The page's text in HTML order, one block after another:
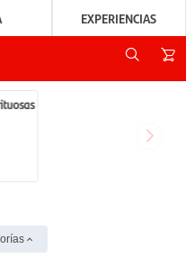
EXPERIENCIAS